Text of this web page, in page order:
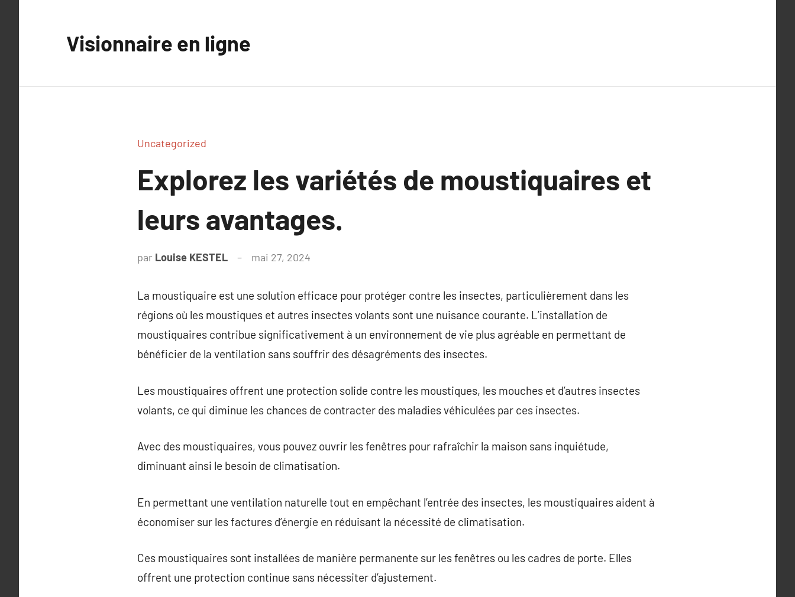
Visionnaire en ligne
Uncategorized
Explorez les variétés de moustiquaires et
leurs avantages.
par Louise KESTEL mai 27, 2024
La moustiquaire est une solution efficace pour protéger contre les insectes, particulièrement dans les
régions où les moustiques et autres insectes volants sont une nuisance courante. L’installation de
moustiquaires contribue significativement à un environnement de vie plus agréable en permettant de
bénéficier de la ventilation sans souffrir des désagréments des insectes.
Les moustiquaires offrent une protection solide contre les moustiques, les mouches et d’autres insectes
volants, ce qui diminue les chances de contracter des maladies véhiculées par ces insectes.
Avec des moustiquaires, vous pouvez ouvrir les fenêtres pour rafraîchir la maison sans inquiétude,
diminuant ainsi le besoin de climatisation.
En permettant une ventilation naturelle tout en empêchant l’entrée des insectes, les moustiquaires aident à
économiser sur les factures d’énergie en réduisant la nécessité de climatisation.
Ces moustiquaires sont installées de manière permanente sur les fenêtres ou les cadres de porte. Elles
offrent une protection continue sans nécessiter d’ajustement.